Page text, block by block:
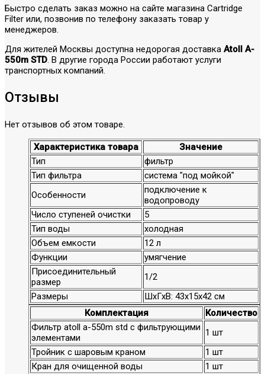
Быстро сделать заказ можно на сайте магазина Cartridge
Filter или, позвонив по телефону заказать товар у
менеджеров.
Для жителей Москвы доступна недорогая доставка Atoll A-
550m STD. В другие города России работают услуги
транспортных компаний.
Отзывы
Нет отзывов об этом товаре.
Характеристика товара
Значение
Тип
фильтр
Тип фильтра
система "под мойкой"
Особенности
подключение к
водопроводу
Число ступеней очистки
5
Тип воды
холодная
Объем емкости
12 л
Функции
умягчение
Присоединительный
размер
1/2
Размеры
ШхГхВ: 43х15х42 см
Комплектация
Количество
Фильтр atoll a-550m std с фильтрующими
элементами
1 шт
Тройник с шаровым краном
1 шт
Кран для очищенной воды
1 шт